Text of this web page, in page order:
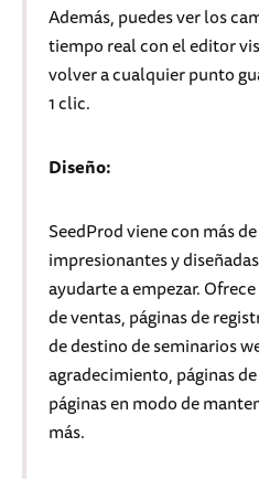
Además, puedes ver los
tiempo real con el editor
volver a cualquier punto
1 clic.
Diseño:
SeedProd viene con más
impresionantes y
ayudarte a empezar.
de ventas, páginas de
de destino de seminarios
agradecimiento, páginas
páginas en modo de
más.